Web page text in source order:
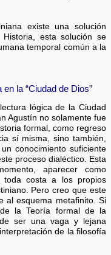
existe una solución
esta solución se
temporal común a la
la “Ciudad de Dios”
lógica de la Ciudad
Agustín no solamente fue
formal, como regreso
sí misma, sino también,
conocimiento suficiente
proceso dialéctico. Esta
aparecer como
costa a los propios
Pero creo que este
al esquema metafinito. Si
la Teoría formal de la
ser una vaga y lejana
de la filosofía